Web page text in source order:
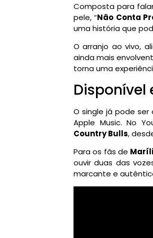
Composta para
pele, “Não Conta
uma história que
O arranjo ao vivo,
ainda mais
torna uma
O single já pode ser
Apple Music. No
Country Bulls,
Para os fãs de
ouvir duas das
marcante e